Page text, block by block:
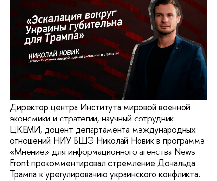
Директор центра Института мировой военной
экономики и стратегии, научный сотрудник
ЦКЕМИ, доцент департамента международных
отношений НИУ ВШЭ Николай Новик в программе
«Мнение» для информационного агенства News
Front прокомментировал стремление Дональда
Трампа к урегулированию украинского конфликта.